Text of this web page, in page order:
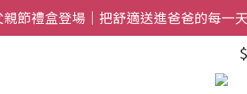
全館$800免運｜任搭８折起｜滿額再
全館$800免運｜任搭８折起｜滿額再
$